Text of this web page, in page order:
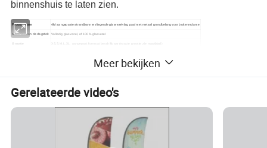
binnenshuis te laten zien.
Productnaam 4M aangepaste strandbanner vliegende glasvezelvlag paal met metaal grondbelang voor buitenreclame
Materiaal van de vlagstok Volledig glasvezel, of 100% glasvezel
Grootte XS,S,M,L,XL, aangepast formaat beschikbaar (exacte grootte zie maatblad)
Enkelzijdig of dubbelzijdig afdrukken
Vlaggepakking
4-Oxford-draagtas
Monster Beschikbaar
Doorlooptijd
Voldoende voorraad van standaardformaat om onmiddellijke levering na betaling te garanderen;
Meer bekijken
Gerelateerde video's